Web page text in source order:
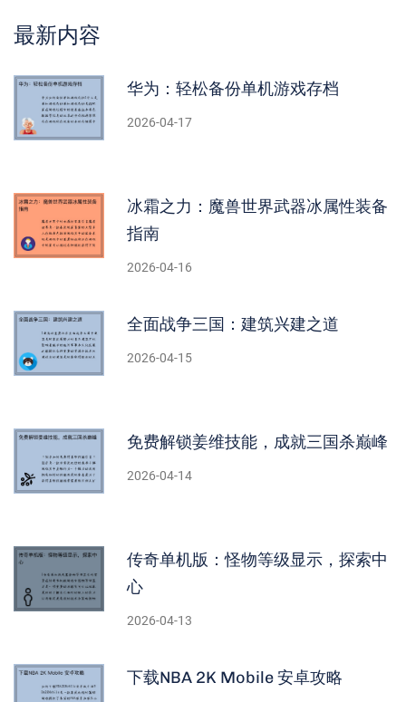
最新内容
华为：轻松备份单机游戏存档
2026-04-17
冰霜之力：魔兽世界武器冰属性装备
指南
2026-04-16
全面战争三国：建筑兴建之道
2026-04-15
免费解锁姜维技能，成就三国杀巅峰
2026-04-14
传奇单机版：怪物等级显示，探索中
心
2026-04-13
下载NBA 2K Mobile 安卓攻略